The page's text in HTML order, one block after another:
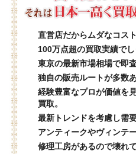
直営店だからムダなコス
100万点超の買取実績でし
東京の最新市場相場で即
独自の販売ルートが多数
経験豊富なプロが価値を
買取。
最新トレンドを考慮し需
アンティークやヴィンテ
修理工房があるので壊れ